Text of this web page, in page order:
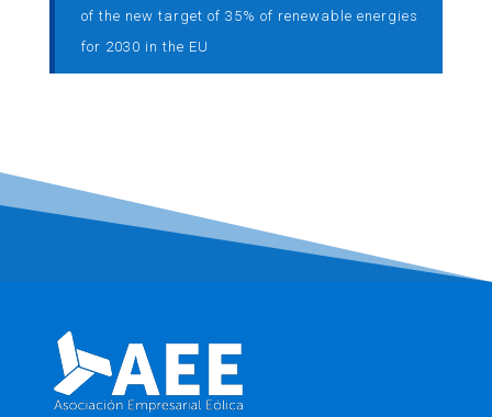
of the new target of 35% of renewable energies
for 2030 in the EU